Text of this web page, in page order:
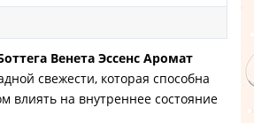
Венета Эссенс Аромат
свежести, которая способна
влиять на внутреннее состояние